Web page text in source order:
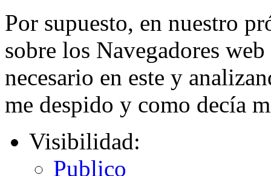
Por supuesto, en nuestro
sobre los Navegadores
necesario en este y
me despido y como decía
Visibilidad:
Publico